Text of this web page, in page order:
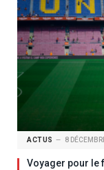
ACTUS 8
Voyager pour le